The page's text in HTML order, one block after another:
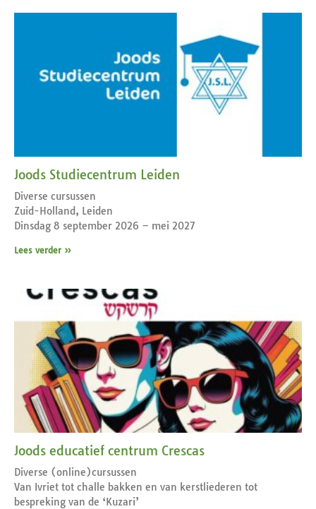
Joods Studiecentrum Leiden
Diverse cursussen
Zuid-Holland, Leiden
Dinsdag 8 september 2026 – mei 2027
Lees verder »
Joods educatief centrum Crescas
Diverse (online)cursussen
Van Ivriet tot challe bakken en van kerstliederen tot
bespreking van de ‘Kuzari’